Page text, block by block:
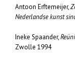
Antoon Erftemeijer,
Nederlandse kunst
Ineke Spaander,
Zwolle 1994